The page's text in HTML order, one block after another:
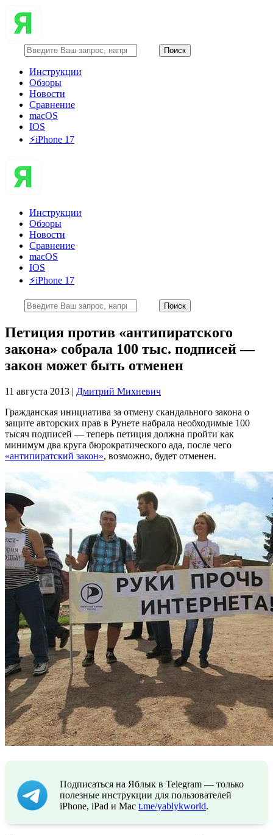
Инструкции
Обзоры
Новости
Сравнение
macOS
IOS
⚡️iPhone 17
Инструкции
Обзоры
Новости
Сравнение
macOS
IOS
⚡️iPhone 17
Петиция против «антипиратского
закона» собрала 100 тыс. подписей —
закон может быть отменен
11 августа 2013 | Дмитрий Михневич
Гражданская инициатива за отмену скандального закона о
защите авторских прав в Рунете набрала необходимые 100
тысяч подписей — теперь петиция должна пройти как
минимум два круга бюрократического ада, после чего
«антипиратский закон», возможно, будет отменен.
Подписаться на Яблык в Telegram — только
полезные инструкции для пользователей
iPhone, iPad и Mac t.me/yablykworld.